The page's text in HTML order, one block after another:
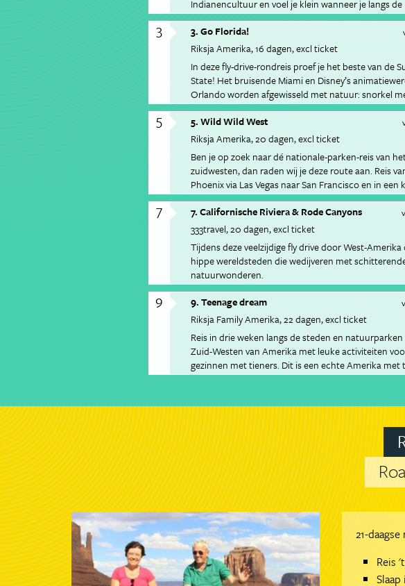
Indianencultuur en voel je klein wanneer je langs de
machtige rotsformaties van het Arches nationaal
wandelt.
3
3. Go Florida!
Riksja Amerika 16 dagen excl ticket
In deze fly-drive-rondreis proef je het beste van de
State! Het bruisende Miami en Disney’s
Orlando worden afgewisseld met natuur: snorkel
zeekoeien en spot alligators in de Everglades.
5
5. Wild Wild West
Riksja Amerika 20 dagen excl ticket
Ben je op zoek naar dé nationale-parken-reis van
zuidwesten, dan raden wij je deze route aan. Reis
Phoenix via Las Vegas naar San Francisco en in een
drie weken bezoek je de nationale parken.
7
7. Californische Riviera & Rode Canyons
333travel 20 dagen excl ticket
Tijdens deze veelzijdige fly drive door West-
hippe wereldsteden die wedijveren met
natuurwonderen.
9
9. Teenage dream
Riksja Family Amerika 22 dagen excl ticket
Reis in drie weken langs de steden en
Zuid-Westen van Amerika met leuke activiteiten
gezinnen met tieners. Dit is een echte Amerika met
reis. Van funky San Francisco naar crazy Vegas, naar
Canyon. Spot Hollywood sterren in Los Angeles en
een surfdude/girl in San Diego.
21-
Reis